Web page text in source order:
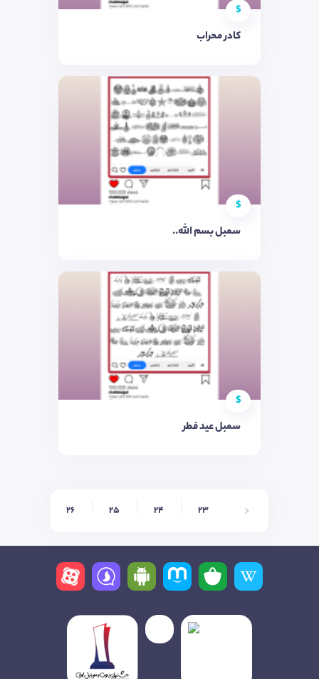
$
کادر محراب
$
سمبل بسم الله..
$
سمبل عید فطر
23
24
25
26